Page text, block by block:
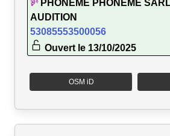
PHONEME PHONEME
AUDITION
53085553500056
Ouvert le 13/10/2025
OSM iD